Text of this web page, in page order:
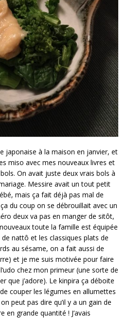
japonaise à la maison en janvier, et
miso avec mes nouveaux livres et
On avait juste deux vrais bols à
Messire avait un tout petit
mais ça fait déjà pas mal de
du coup on se débrouillait avec un
deux va pas en manger de sitôt,
toute la famille est équipée
nattô et les classiques plats de
au sésame, on a fait aussi de
et je me suis motivée pour faire
chez mon primeur (une sorte de
que j’adore). Le kinpira ça déboite
couper les légumes en allumettes
peut pas dire qu’il y a un gain de
en grande quantité ! J’avais